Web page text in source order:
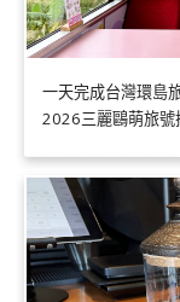
一天完成台灣環島
2026三麗鷗萌旅號